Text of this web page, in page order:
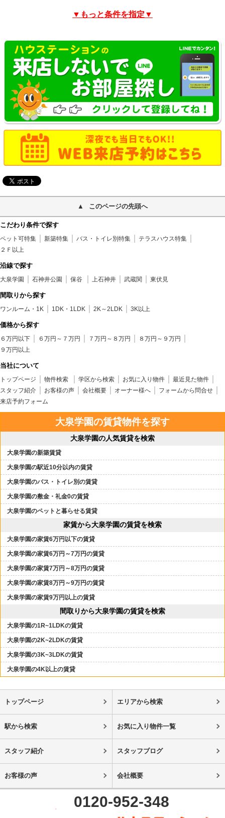
▼もっと条件を指定▼
このページの先頭へ
こだわり条件で探す
ペット可特集 新築特集 バス・トイレ別特集
テラスハウス特集
２Ｆ以上
沿線で探す
大泉学園 石神井公園 保谷 上石神井 武蔵関 東伏見
間取りから探す
ワンルーム・1K 1DK・1LDK 2K～2LDK 3K以上
価格から探す
６万円以下 ６万円～７万円 ７万円～８万円
８万円～９万円
９万円以上
当社について
トップページ 物件検索 学区から検索 お気に入り物件
最近見た物件
スタッフ紹介
お客様の声 会社概要 オーナー様へ
フォームから問合せ
来店予約フォーム
大泉学園の賃貸物件を探す
大泉学園の人気賃貸を検索
大泉学園の新築賃貸
大泉学園の駅近10分以内の賃貸
大泉学園のバス・トイレ別の賃貸
大泉学園の敷金・礼金0の賃貸
大泉学園のペットと暮らせる賃貸
家賃から大泉学園の賃貸を検索
大泉学園の家賃6万円以下の賃貸
大泉学園の家賃6万円～7万円の賃貸
大泉学園の家賃7万円～8万円の賃貸
大泉学園の家賃8万円～9万円の賃貸
大泉学園の家賃9万円以上の賃貸
間取りから大泉学園の賃貸を検索
大泉学園の1R~1LDKの賃貸
大泉学園の2K~2LDKの賃貸
大泉学園の3K~3LDKの賃貸
大泉学園の4K以上の賃貸
トップページ エリアから検索
駅から検索 お気に入り物件一覧
スタッフ紹介 スタッフブログ
お客様の声 会社概要
0120-952-348